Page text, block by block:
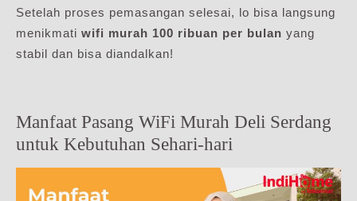
Setelah proses pemasangan selesai, lo bisa langsung
menikmati wifi murah 100 ribuan per bulan yang
stabil dan bisa diandalkan!
Manfaat Pasang WiFi Murah Deli Serdang
untuk Kebutuhan Sehari-hari